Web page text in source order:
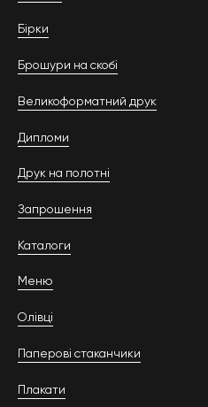
Бірки
Брошури на скобі
Великоформатний друк
Дипломи
Друк на полотні
Запрошення
Каталоги
Меню
Олівці
Паперові стаканчики
Плакати